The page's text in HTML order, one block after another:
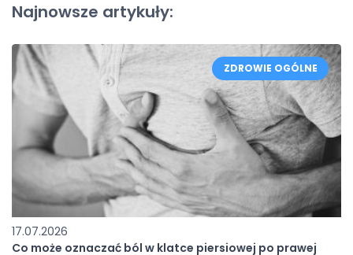
Najnowsze artykuły:
17.07.2026
Co może oznaczać ból w klatce piersiowej po prawej
ZDROWIE OGÓLNE